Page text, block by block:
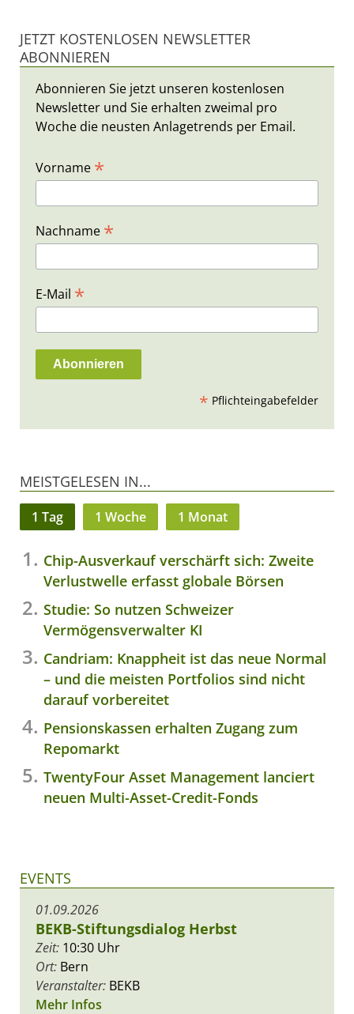
JETZT KOSTENLOSEN NEWSLETTER
ABONNIEREN
Abonnieren Sie jetzt unseren kostenlosen
Newsletter und Sie erhalten zweimal pro
Woche die neusten Anlagetrends per Email.
Vorname *
Nachname *
E-Mail *
* Pflichteingabefelder
MEISTGELESEN IN...
1 Tag 1 Woche 1 Monat
Chip-Ausverkauf verschärft sich: Zweite
Verlustwelle erfasst globale Börsen
Studie: So nutzen Schweizer
Vermögensverwalter KI
Candriam: Knappheit ist das neue Normal
– und die meisten Portfolios sind nicht
darauf vorbereitet
Pensionskassen erhalten Zugang zum
Repomarkt
TwentyFour Asset Management lanciert
neuen Multi-Asset-Credit-Fonds
EVENTS
01.09.2026
BEKB-Stiftungsdialog Herbst
Zeit: 10:30 Uhr
Ort: Bern
Veranstalter: BEKB
Mehr Infos